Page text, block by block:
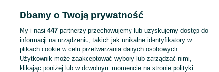
Strona główna Małopolskie Gorzyce
KATEGORIA
Skorzystaj z największego serwisu ogłoszeniowego - Gorzyce i okolice! Kupuj to, czego pragniesz i sprzedawaj to, czego już nie potrzebujesz! Zobacz
Dbamy o Twoją prywatność
My i nasi 447partnerzy przechowujemy lub uzyskujemy dostęp do
informacji na urządzeniu, takich jak unikalne identyfikatory w
plikach cookie w celu przetwarzania danych osobowych.
Użytkownik może zaakceptować wybory lub zarządzać nimi,
klikając poniżej lub w dowolnym momencie na stronie polityki